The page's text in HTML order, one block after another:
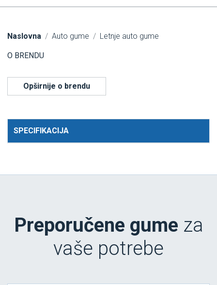
Naslovna Auto gume Letnje auto gume
O BRENDU
Opširnije o brendu
SPECIFIKACIJA
Preporučene gume za
vaše potrebe